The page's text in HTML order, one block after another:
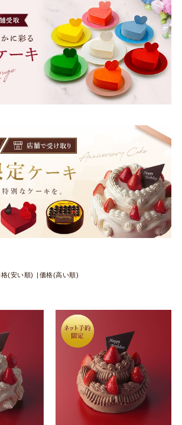
(安い順) 価格(高い順)